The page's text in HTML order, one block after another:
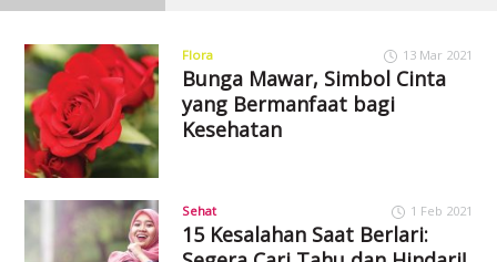
Flora 13 Mar 2021
Bunga Mawar, Simbol Cinta
yang Bermanfaat bagi
Kesehatan
Sehat 1 Feb 2021
15 Kesalahan Saat Berlari: